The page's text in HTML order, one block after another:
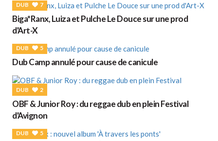
DUB 7
Biga*Ranx, Luiza et Pulche Le Douce sur une prod
d'Art-X
DUB 5
Dub Camp annulé pour cause de canicule
DUB 2
OBF & Junior Roy : du reggae dub en plein Festival
d'Avignon
DUB 5